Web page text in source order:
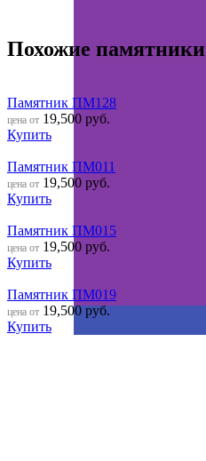
Похожие памятники
Памятник ПМ128
цена от 19,500 руб.
Купить
Памятник ПМ011
цена от 19,500 руб.
Купить
Памятник ПМ015
цена от 19,500 руб.
Купить
Памятник ПМ019
цена от 19,500руб.
Купить